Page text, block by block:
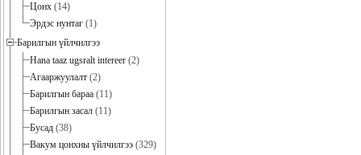
Цонх (14)
Эрдэс нунтаг (1)
Барилгын үйлчилгээ
Hana taaz ugsralt intereer (2)
Агааржуулалт (2)
Барилгын бараа (11)
Барилгын засал (11)
Бусад (38)
Вакум цонхны үйлчилгээ (329)